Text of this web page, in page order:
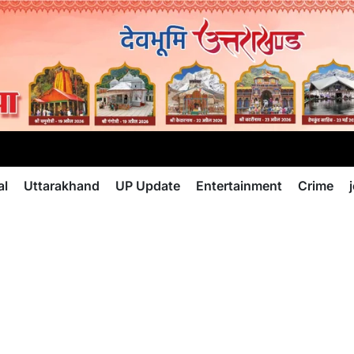
Uttarakhand UP Update Entertainment Crime